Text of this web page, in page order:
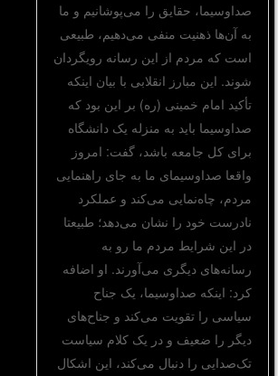
صداوسیما، حقایق را می‌پوشانیم و ما
به آن‌ها ذهنیت منفی می‌دهیم، طبیعی
است که مردم از این رسانه رویگردان
شوند. این مبارز انقلابی با بیان اینکه
تأکید امام خمینی (ره) بر این بود که
صداوسیما باید به منزله یک دانشگاه
برای کل جامعه باشد، گفت: امروز
واقعا صداوسیمای ما به جای راهنمایی
مردم، چاه‌نمایی می‌کند و عملکرد
نادرست خود را نشان می‌دهد؛ طبیعتا
در این شرایط مردم ما رو به
رسانه‌های دیگری می‌آورند. او اضافه
کرد: اینکه صداوسیما، یک جناح
سیاسی را تقویت می‌کند و جناح‌های
دیگر را ضعیف و در یک کلام سیاست
تک‌صدایی را دنبال می‌کند، این اشکال